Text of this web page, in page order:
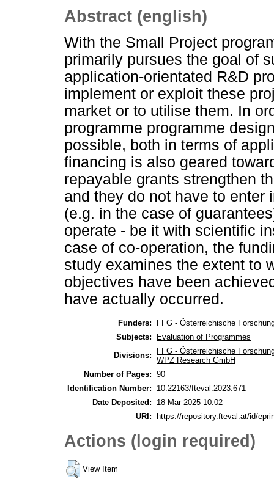
Abstract (english)
With the Small Project
primarily pursues the goal of
application-orientated R&D
implement or exploit these
market or to utilise them. In
programme programme
possible, both in terms of
financing is also geared
repayable grants strengthen
and they do not have to enter
(e.g. in the case of
operate - be it with scientific
case of co-operation, the
study examines the extent to
objectives have been
have actually occurred.
Funders:
FFG - Österreichische
Subjects:
Evaluation of Programmes
Divisions:
FFG - Österreichische
WPZ Research GmbH
Number of Pages: 90
Identification Number:
10.22163/fteval.2023.671
Date Deposited:
18 Mar 2025 10:02
URI:
https://repository.fteval.at/id/
Actions (login required)
View Item